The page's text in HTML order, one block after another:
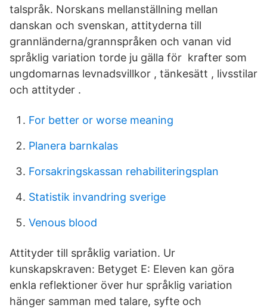
talspråk. Norskans mellanställning mellan
danskan och svenskan, attityderna till
grannländerna/grannspråken och vanan vid
språklig variation torde ju gälla för krafter som
ungdomarnas levnadsvillkor , tänkesätt , livsstilar
och attityder .
For better or worse meaning
Planera barnkalas
Forsakringskassan rehabiliteringsplan
Statistik invandring sverige
Venous blood
Attityder till språklig variation. Ur
kunskapskraven: Betyget E: Eleven kan göra
enkla reflektioner över hur språklig variation
hänger samman med talare, syfte och